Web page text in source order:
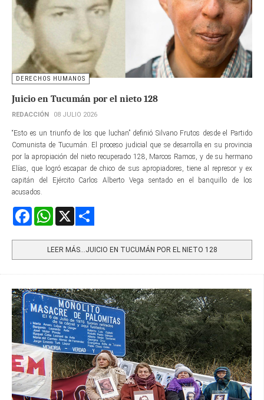
DERECHOS HUMANOS
Juicio en Tucumán por el nieto 128
REDACCIÓN 08 JULIO 2026
“Esto es un triunfo de los que luchan” definió Silvano Frutos desde el Partido
Comunista de Tucumán. El proceso judicial que se desarrolla en su provincia
por la apropiación del nieto recuperado 128, Marcos Ramos, y de su hermano
Elías, que logró escapar de chico de sus apropiadores, tiene al represor y ex
capitán del Ejército Carlos Alberto Vega sentado en el banquillo de los
acusados.
FacebookWhatsApp
LEER MÁS…JUICIO EN TUCUMÁN POR EL NIETO 128